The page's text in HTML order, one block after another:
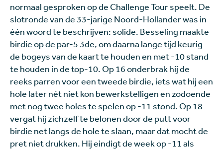
normaal gesproken op de Challenge Tour speelt. De
slotronde van de 33-jarige Noord-Hollander was in
één woord te beschrijven: solide. Besseling maakte
birdie op de par-5 3de, om daarna lange tijd keurig
de bogeys van de kaart te houden en met -10 stand
te houden in de top-10. Op 16 onderbrak hij de
reeks parren voor een tweede birdie, iets wat hij een
hole later nét niet kon bewerkstelligen en zodoende
met nog twee holes te spelen op -11 stond. Op 18
vergat hij zichzelf te belonen door de putt voor
birdie net langs de hole te slaan, maar dat mocht de
pret niet drukken. Hij eindigt de week op -11 als